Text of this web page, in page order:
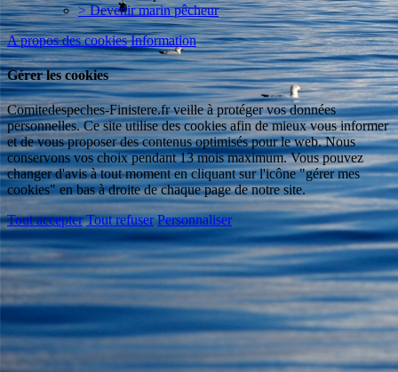
> Devenir marin pêcheur
A propos des cookies Information
Gérer les cookies
Comitedespeches-Finistere.fr veille à protéger vos données
personnelles. Ce site utilise des cookies afin de mieux vous informer
et de vous proposer des contenus optimisés pour le web. Nous
conservons vos choix pendant 13 mois maximum. Vous pouvez
changer d'avis à tout moment en cliquant sur l'icône "gérer mes
cookies" en bas à droite de chaque page de notre site.
Tout accepter Tout refuser Personnaliser